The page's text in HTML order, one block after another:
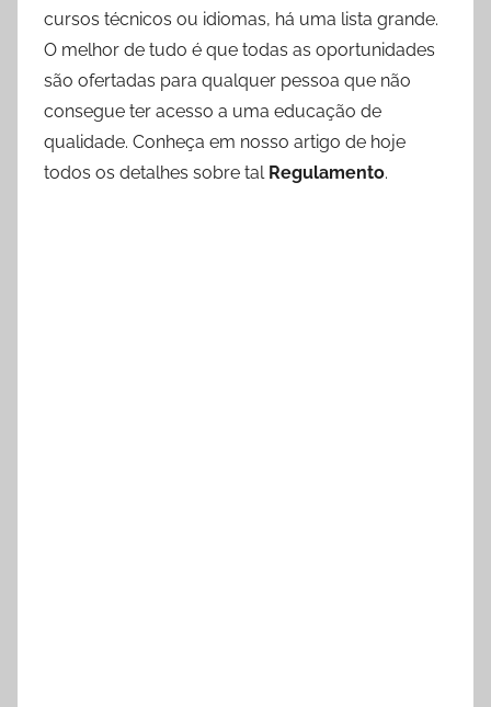
cursos técnicos ou idiomas, há uma lista grande.
O melhor de tudo é que todas as oportunidades
são ofertadas para qualquer pessoa que não
consegue ter acesso a uma educação de
qualidade. Conheça em nosso artigo de hoje
todos os detalhes sobre tal Regulamento.